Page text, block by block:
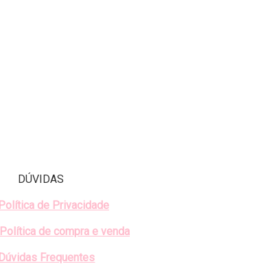
DÚVIDAS
Política de Privacidade
Política de compra e venda
Dúvidas Frequentes